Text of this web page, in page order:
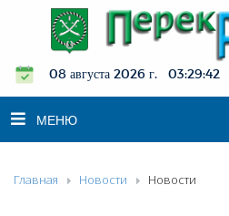
08 августа 2026 г. 03:29:43
МЕНЮ
НОВОСТИ
Главная Новости Новости